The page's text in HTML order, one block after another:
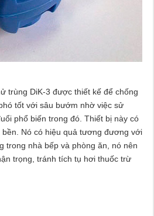
trùng DiK-3 được thiết kế để chống
tốt với sâu bướm nhờ việc sử
phổ biến trong đó. Thiết bị này có
Nó có hiệu quả tương đương với
trong nhà bếp và phòng ăn, nó nên
trọng, tránh tích tụ hơi thuốc trừ